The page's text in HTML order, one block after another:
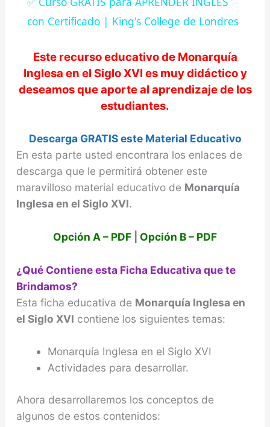
a
y
V
i
d
o
con Certificado | King's College de Londres
Este recurso educativo de Monarquía
Inglesa en el Siglo XVI es muy didáctico y
deseamos que aporte al aprendizaje de los
estudiantes.
Descarga GRATIS este Material Educativo
En esta parte usted encontrara los enlaces de
descarga que le permitirá obtener este
maravilloso material educativo de Monarquía
Inglesa en el Siglo XVI.
Opción A – PDF Opción B – PDF
¿Qué Contiene esta Ficha Educativa que te
Brindamos?
Esta ficha educativa de Monarquía Inglesa en
el Siglo XVI contiene los siguientes temas:
Monarquía Inglesa en el Siglo XVI
Actividades para desarrollar.
Ahora desarrollaremos los conceptos de
algunos de estos contenidos: